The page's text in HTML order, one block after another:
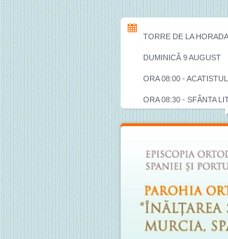
TORRE DE LA
DUMINICĂ 9 AUGUST
ORA 08:00 -
ORA 08:30 - SFÂNTA